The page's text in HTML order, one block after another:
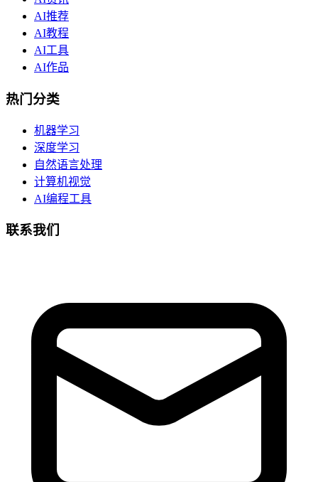
AI推荐
AI教程
AI工具
AI作品
热门分类
机器学习
深度学习
自然语言处理
计算机视觉
AI编程工具
联系我们